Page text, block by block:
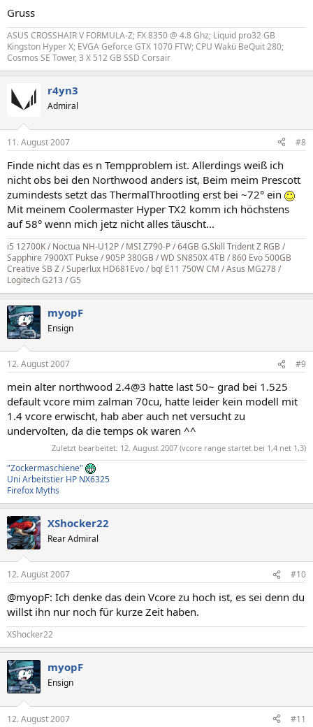
Gruss
ASUS CROSSHAIR V FORMULA-Z; FX 8350 @ 4.8 Ghz; Liquid pro32 GB
Kingston Hyper X; EVGA Geforce GTX 1070 FTW; CPU Wakü BeQuit 280;
Cosmos SE Tower, 3 X 512 GB SSD Corsair
r4yn3
Admiral
11. August 2007 #8
Finde nicht das es n Tempproblem ist. Allerdings weiß ich
nicht obs bei den Northwood anders ist, Beim meim Prescott
zumindests setzt das ThermalThrootling erst bei ~72° ein
Mit meinem Coolermaster Hyper TX2 komm ich höchstens
auf 58° wenn mich jetz nicht alles täuscht...
i5 12700K / Noctua NH-U12P / MSI Z790-P / 64GB G.Skill Trident Z RGB /
Sapphire 7900XT Pukse /905P 380GB / WD SN850X 4TB / 860 Evo 500GB
Creative SB Z / Superlux HD681Evo / bq! E11 750W CM / Asus MG278 /
Logitech G213 / G5
myopF
Ensign
12. August 2007 #9
mein alter northwood 2.4@3 hatte last 50~ grad bei 1.525
default vcore mim zalman 70cu, hatte leider kein modell mit
1.4 vcore erwischt, hab aber auch net versucht zu
undervolten, da die temps ok waren ^^
Zuletzt bearbeitet: 12. August 2007 (vcore range startet bei 1,4 net 1,3)
"Zockermaschiene"
Uni Arbeitstier HP NX6325
Firefox Myths
XShocker22
Rear Admiral
12. August 2007 #10
@myopF: Ich denke das dein Vcore zu hoch ist, es sei denn du
willst ihn nur noch für kurze Zeit haben.
XShocker22
myopF
Ensign
12. August 2007 #11